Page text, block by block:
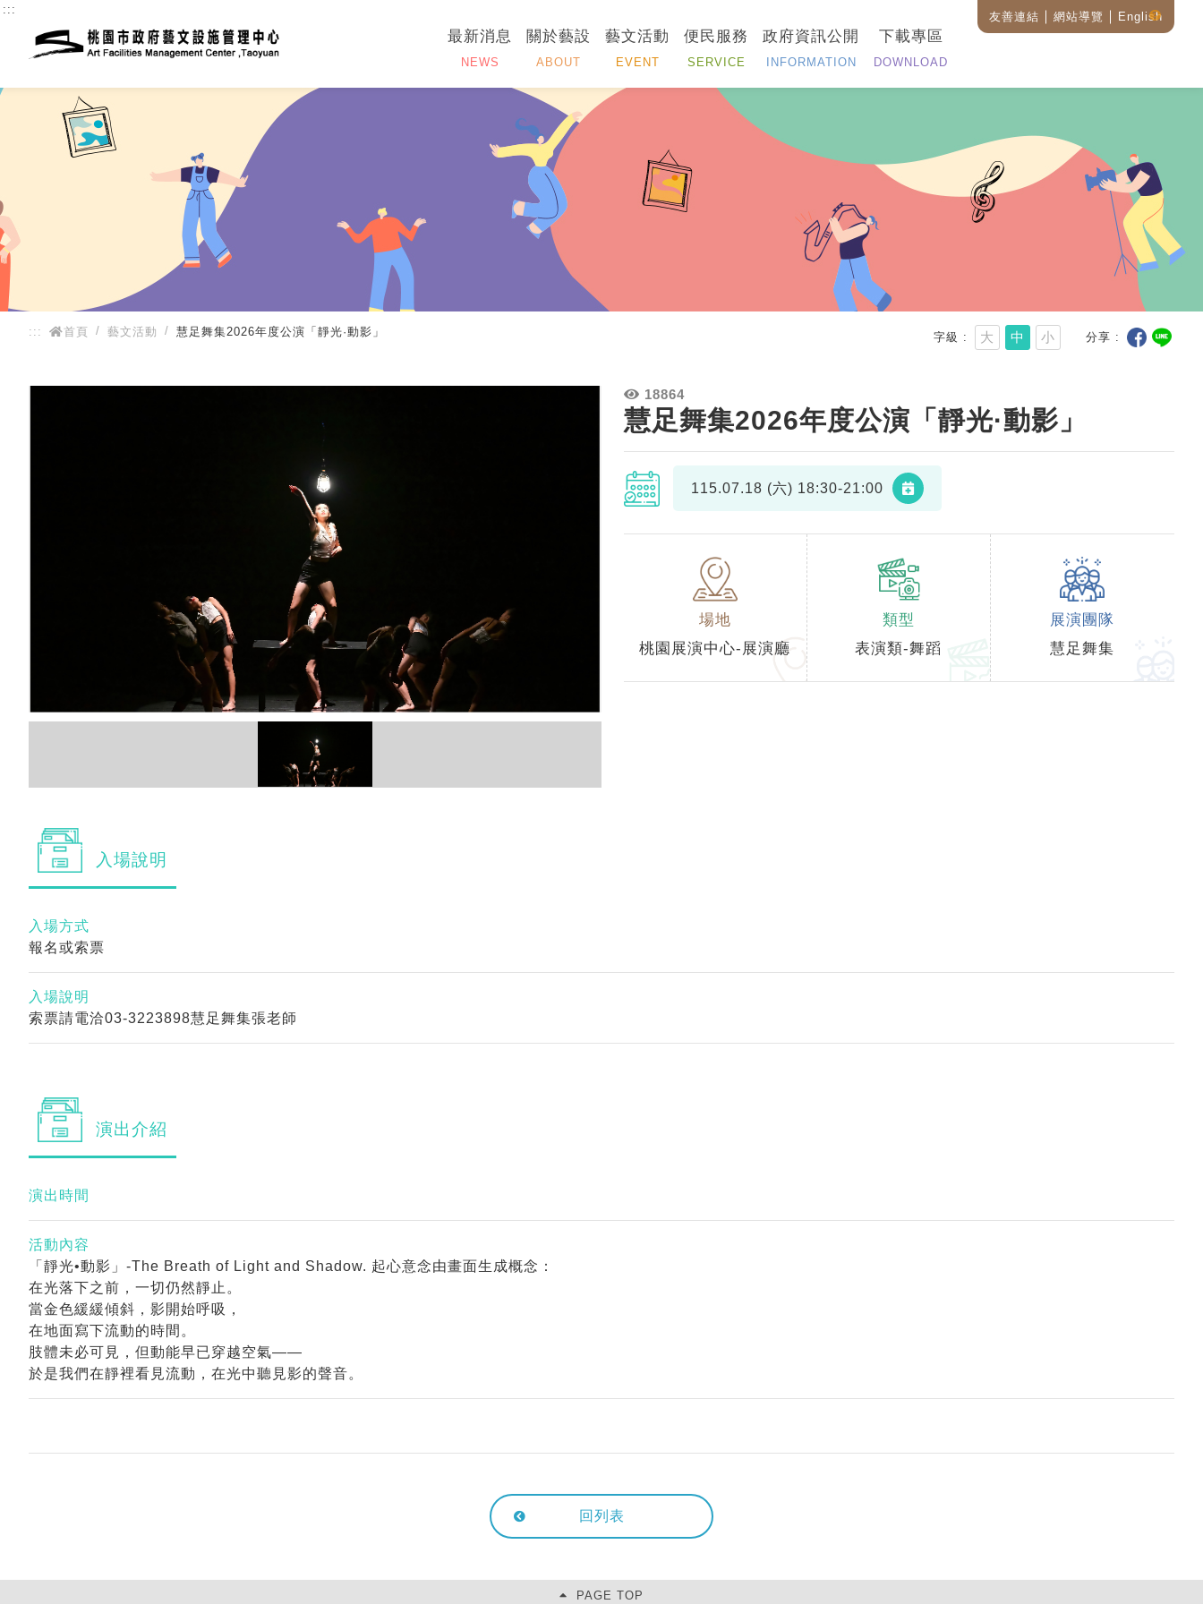
:::
最新消息
NEWS
關於藝設
ABOUT
藝文活動
EVENT
便民服務
SERVICE
政府資訊公開
INFORMATION
下載專區
DOWNLOAD
友善連結 網站導覽 English
::: 首頁 藝文活動 慧足舞集2026年度公演「靜光·動影」 字級 大 中 小 分享
18864
慧足舞集2026年度公演「靜光·動影」
115.07.18 (六) 18:30-21:00
場地
桃園展演中心-展演廳
類型
表演類-舞蹈
展演團隊
慧足舞集
入場說明
入場方式
報名或索票
入場說明
索票請電洽03-3223898慧足舞集張老師
演出介紹
演出時間
活動內容
「靜光•動影」-The Breath of Light and Shadow. 起心意念由畫面生成概念：
在光落下之前，一切仍然靜止。
當金色緩緩傾斜，影開始呼吸，
在地面寫下流動的時間。
肢體未必可見，但動能早已穿越空氣——
於是我們在靜裡看見流動，在光中聽見影的聲音。
回列表
PAGE TOP